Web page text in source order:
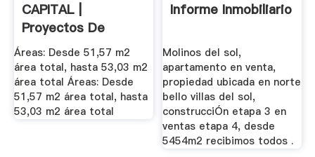
CAPITAL |
Proyectos De
Vivienda En Venta
...
Áreas: Desde 51,57 m2
área total, hasta 53,03 m2
área total Áreas: Desde
51,57 m2 área total, hasta
53,03 m2 área total
Informe Inmobiliario
Molinos del sol,
apartamento en venta,
propiedad ubicada en norte
bello villas del sol,
construcciÓn etapa 3 en
ventas etapa 4, desde
5454m2 recibimos todos .